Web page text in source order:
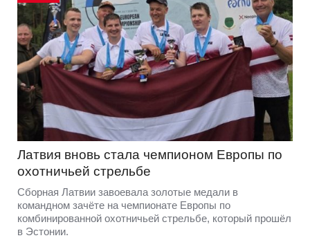
Латвия вновь стала чемпионом Европы по
охотничьей стрельбе
Сборная Латвии завоевала золотые медали в
командном зачёте на чемпионате Европы по
комбинированной охотничьей стрельбе, который прошёл
в Эстонии.